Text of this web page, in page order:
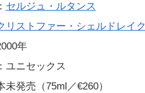
セルジュ・ルタンス
リストファー・シェルドレイク
年
ユニセックス
未発売（75ml／€260）